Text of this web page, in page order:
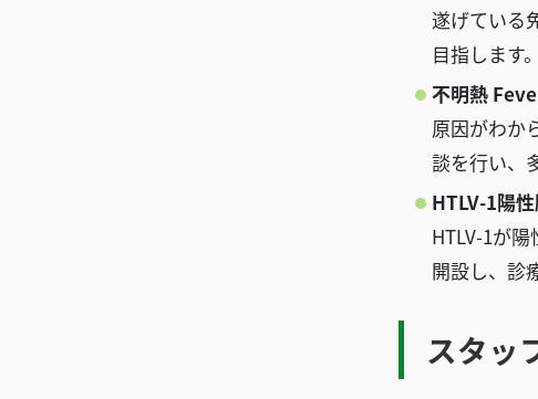
遂げている
目指します
不明熱
原因がわか
談を行い、
HTLV-1陽
HTLV-1が
開設し、診
スタッ